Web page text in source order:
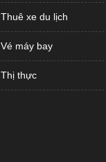
Thuê xe du lịch
Vé máy bay
Thị thực